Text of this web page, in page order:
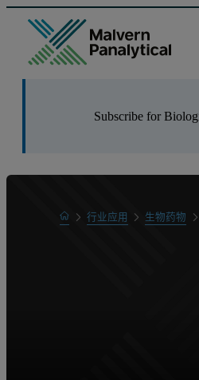
Subscribe for
Home行业应用 生物药物